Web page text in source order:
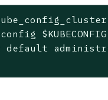
$KUBECONFIG
default